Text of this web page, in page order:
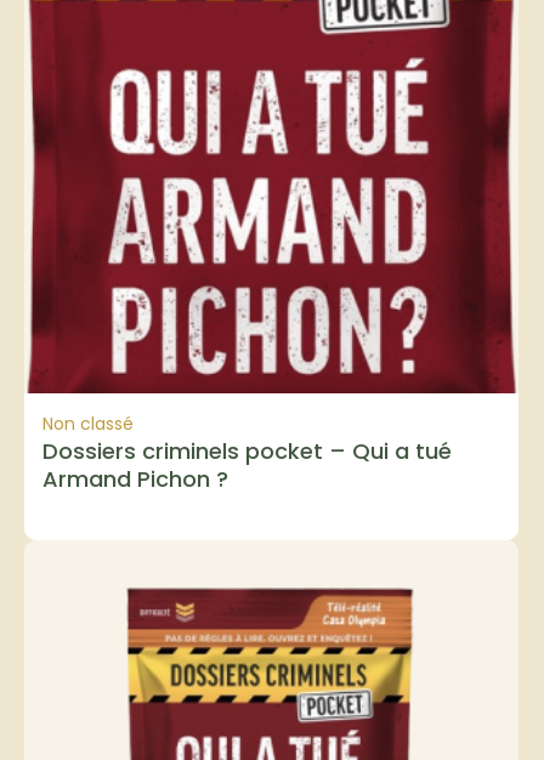
Non classé
Dossiers criminels pocket – Qui a tué
Armand Pichon ?